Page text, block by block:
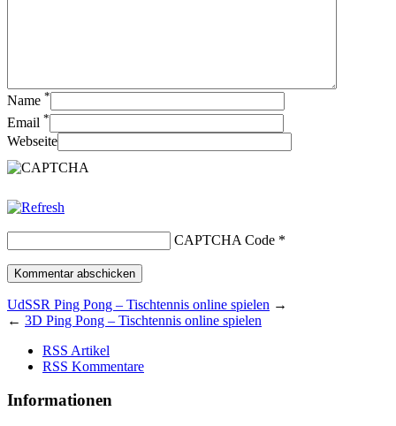
Name *
Email *
Webseite
CAPTCHA Code *
UdSSR Ping Pong – Tischtennis online spielen →
← 3D Ping Pong – Tischtennis online spielen
RSS Artikel
RSS Kommentare
Informationen